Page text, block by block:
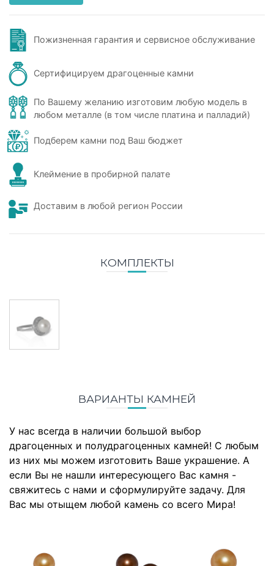
Пожизненная гарантия и сервисное обслуживание
Сертифицируем драгоценные камни
По Вашему желанию изготовим любую модель в
любом металле (в том числе платина и палладий)
Подберем камни под Ваш бюджет
Клеймение в пробирной палате
Доставим в любой регион России
КОМПЛЕКТЫ
ВАРИАНТЫ КАМНЕЙ
У нас всегда в наличии большой выбор
драгоценных и полудрагоценных камней! С любым
из них мы можем изготовить Ваше украшение. А
если Вы не нашли интересующего Вас камня -
свяжитесь с нами и сформулируйте задачу. Для
Вас мы отыщем любой камень со всего Мира!